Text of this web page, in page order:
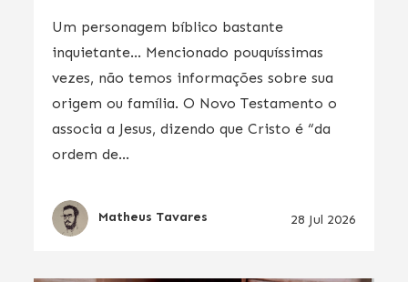
Um personagem bíblico bastante
inquietante… Mencionado pouquíssimas
vezes, não temos informações sobre sua
origem ou família. O Novo Testamento o
associa a Jesus, dizendo que Cristo é “da
ordem de...
Matheus Tavares 28 Jul 2026